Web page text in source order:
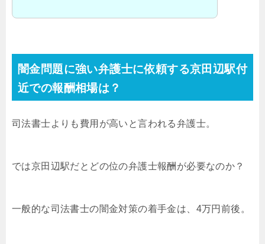
闇金問題に強い弁護士に依頼する京田辺駅付
近での報酬相場は？
司法書士よりも費用が高いと言われる弁護士。
では京田辺駅だとどの位の弁護士報酬が必要なのか？
一般的な司法書士の闇金対策の着手金は、4万円前後。